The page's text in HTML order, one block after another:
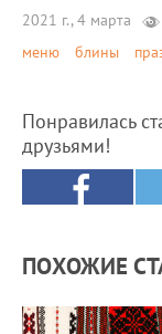
2021 г., 4 марта
меню
блины
Понравилась
друзьями!
ПОХОЖИЕ